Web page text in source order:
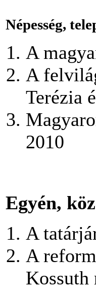
Népesség,
A
A
Terézia
2010
Egyén,
A
A
Kossuth